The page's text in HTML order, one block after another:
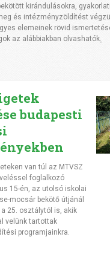
kirándulásokra,
és intézményzöldítést
elemeinek rövid
az alábbiakban olvashatók
budapesti
van túl az MTVSZ
foglalkozó
15-én, az utolsó iskolai
mocsár bekötő útjánál
25. osztálytól is, akik
velünk tartottak
programjainkra.